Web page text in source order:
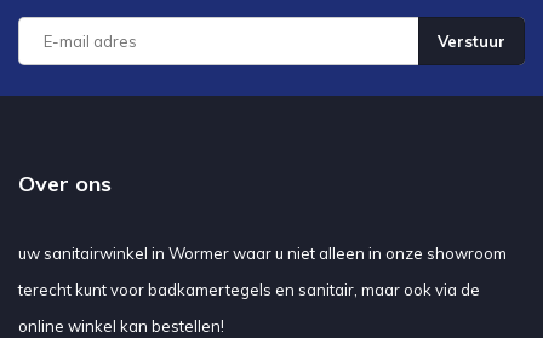
Verstuur
Over ons
uw sanitairwinkel in Wormer waar u niet alleen in onze showroom
terecht kunt voor badkamertegels en sanitair, maar ook via de
online winkel kan bestellen!